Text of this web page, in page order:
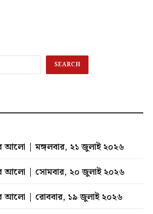
SEARCH
আলো | মঙ্গলবার, ২১ জুলাই ২০২৬
আলো | সোমবার, ২০ জুলাই ২০২৬
আলো | রোববার, ১৯ জুলাই ২০২৬